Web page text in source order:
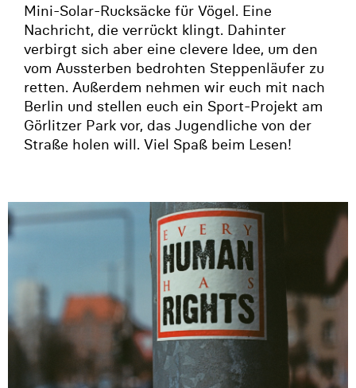
Mini-Solar-Rucksäcke für Vögel. Eine
Nachricht, die verrückt klingt. Dahinter
verbirgt sich aber eine clevere Idee, um den
vom Aussterben bedrohten Steppenläufer zu
retten. Außerdem nehmen wir euch mit nach
Berlin und stellen euch ein Sport-Projekt am
Görlitzer Park vor, das Jugendliche von der
Straße holen will. Viel Spaß beim Lesen!